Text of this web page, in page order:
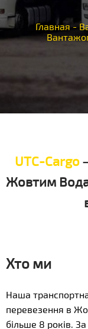
Главная -
UTC-Cargo
Жовтим
Хто ми
Наша
перевезення в
більше 8 років.